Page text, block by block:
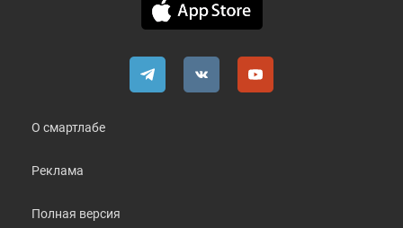
О смартлабе
Реклама
Полная версия